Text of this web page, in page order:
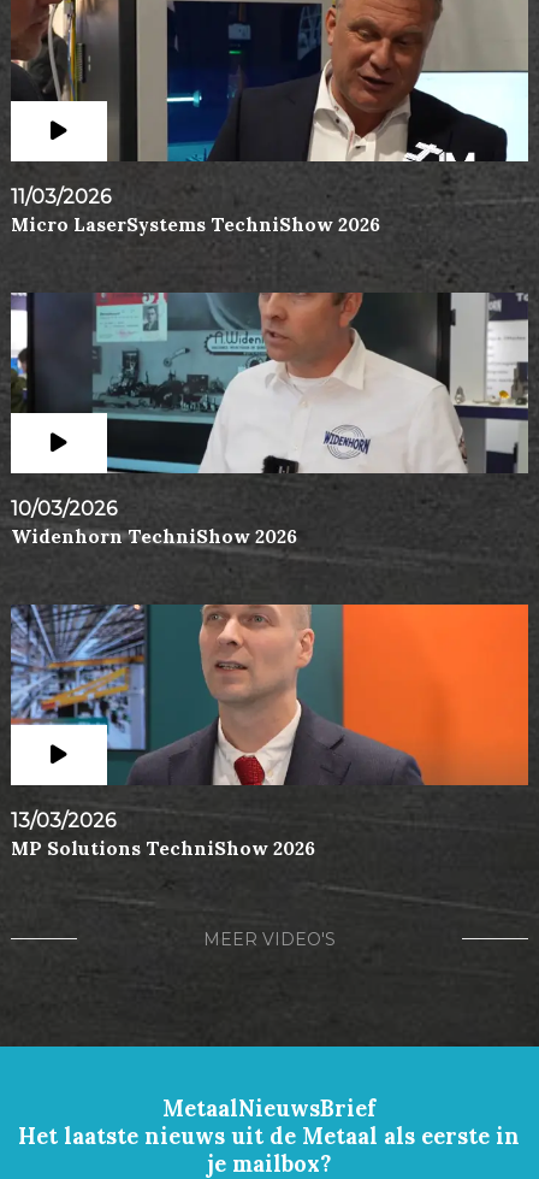
11/03/2026
Micro LaserSystems TechniShow 2026
10/03/2026
Widenhorn TechniShow 2026
13/03/2026
MP Solutions TechniShow 2026
MEER VIDEO'S
MetaalNieuwsBrief
Het laatste nieuws uit de Metaal als eerste in
je mailbox?